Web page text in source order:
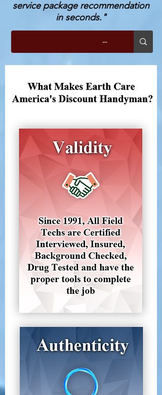
service package recommendation
in seconds."